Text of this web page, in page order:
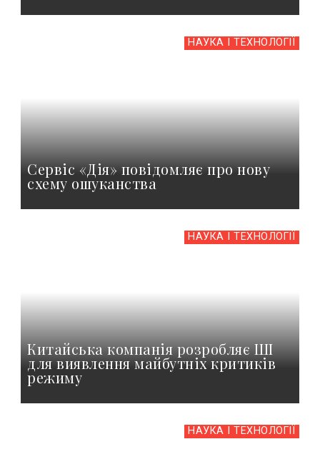
НАУКА І ТЕХНОЛОГІЇ
Сервіс «Дія» повідомляє про нову
схему ошуканства
НАУКА І ТЕХНОЛОГІЇ
Китайська компанія розробляє ШІ
для виявлення майбутніх критиків
режиму
НАУКА І ТЕХНОЛОГІЇ